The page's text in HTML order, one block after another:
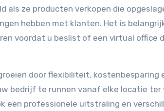
als ze producten verkopen die
hebben met klanten. Het is
voordat u beslist of een virtual office
door flexibiliteit, kostenbesparing
bedrijf te runnen vanaf elke locatie ter
een professionele uitstraling en